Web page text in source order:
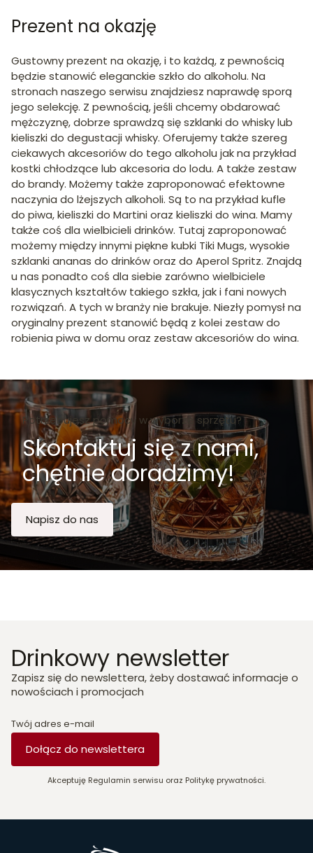
Prezent na okazję
Gustowny prezent na okazję, i to każdą, z pewnością
będzie stanowić eleganckie szkło do alkoholu. Na
stronach naszego serwisu znajdziesz naprawdę sporą
jego selekcję. Z pewnością, jeśli chcemy obdarować
mężczyznę, dobrze sprawdzą się szklanki do whisky lub
kieliszki do degustacji whisky. Oferujemy także szereg
ciekawych akcesoriów do tego alkoholu jak na przykład
kostki chłodzące lub akcesoria do lodu. A także zestaw
do brandy. Możemy także zaproponować efektowne
naczynia do lżejszych alkoholi. Są to na przykład kufle
do piwa, kieliszki do Martini oraz kieliszki do wina. Mamy
także coś dla wielbicieli drinków. Tutaj zaproponować
możemy między innymi piękne kubki Tiki Mugs, wysokie
szklanki ananas do drinków oraz do Aperol Spritz. Znajdą
u nas ponadto coś dla siebie zarówno wielbiciele
klasycznych kształtów takiego szkła, jak i fani nowych
rozwiązań. A tych w branży nie brakuje. Niezły pomysł na
oryginalny prezent stanowić będą z kolei zestaw do
robienia piwa w domu oraz zestaw akcesoriów do wina.
Potrzebujesz pomocy w wyborze sprzętu?
Skontaktuj się z nami,
chętnie doradzimy!
Napisz do nas
Drinkowy newsletter
Zapisz się do newslettera, żeby dostawać informacje o
nowościach i promocjach
Twój adres e-mail
Dołącz do newslettera
Akceptuję Regulamin serwisu oraz Politykę prywatności.